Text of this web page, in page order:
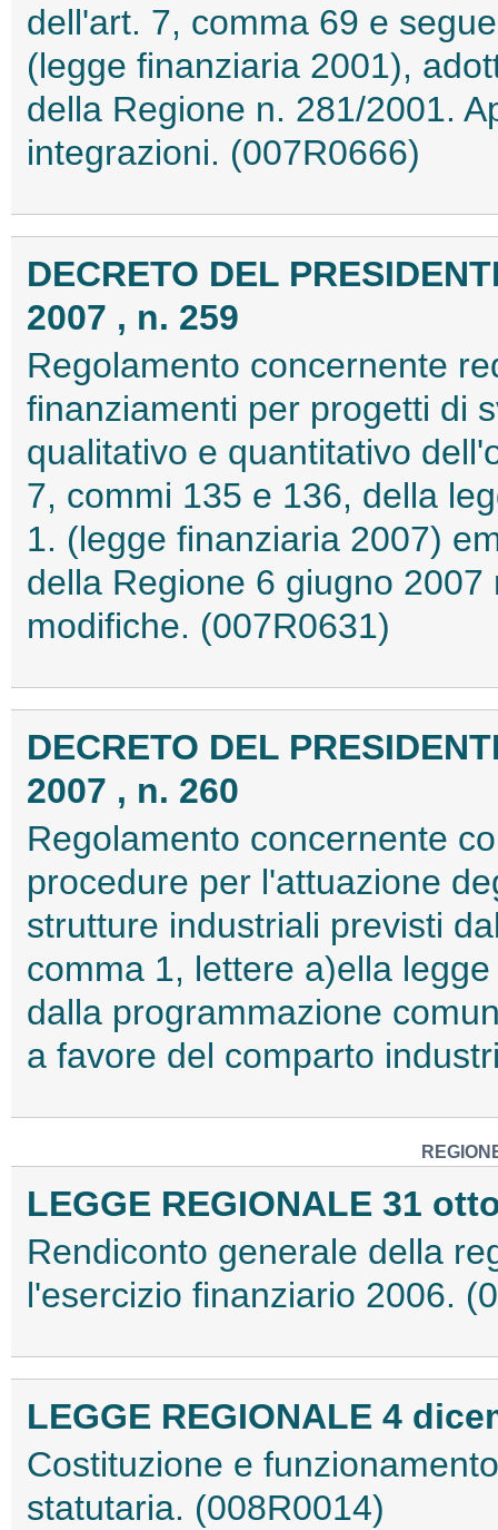
dell'art. 7, comma 69 e
(legge finanziaria 2001),
della Regione n. 281/2001.
integrazioni. (007R0666)
DECRETO DEL
2007 , n. 259
Regolamento concernente
finanziamenti per progetti di
qualitativo e quantitativo
7, commi 135 e 136, della
1. (legge finanziaria 2007)
della Regione 6 giugno
modifiche. (007R0631)
DECRETO DEL
2007 , n. 260
Regolamento concernente
procedure per l'attuazione
strutture industriali previsti
comma 1, lettere a)ella
dalla programmazione
a favore del comparto
LEGGE REGIONALE 31
Rendiconto generale della
l'esercizio finanziario 2006.
LEGGE REGIONALE 4
Costituzione e
statutaria. (008R0014)